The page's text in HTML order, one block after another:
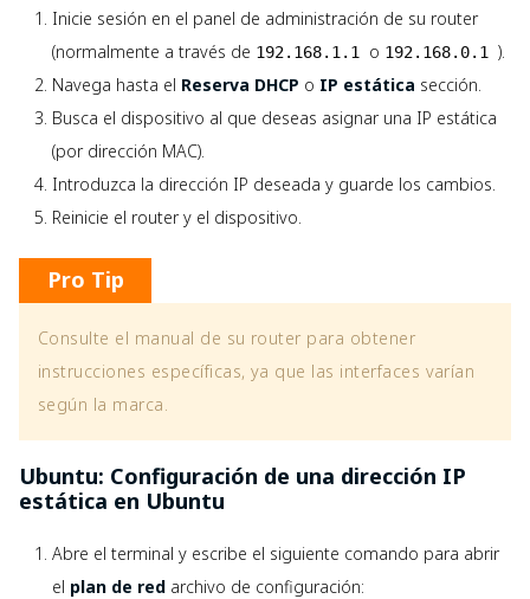
Inicie sesión en el panel de administración de su router
(normalmente a través de 192.168.1.1 o 192.168.0.1 ).
Navega hasta el Reserva DHCP o IP estática sección.
Busca el dispositivo al que deseas asignar una IP estática
(por dirección MAC).
Introduzca la dirección IP deseada y guarde los cambios.
Reinicie el router y el dispositivo.
Pro Tip
Consulte el manual de su router para obtener
instrucciones específicas, ya que las interfaces varían
según la marca.
Ubuntu: Configuración de una dirección IP
estática en Ubuntu
Abre el terminal y escribe el siguiente comando para abrir
el plan de red archivo de configuración: